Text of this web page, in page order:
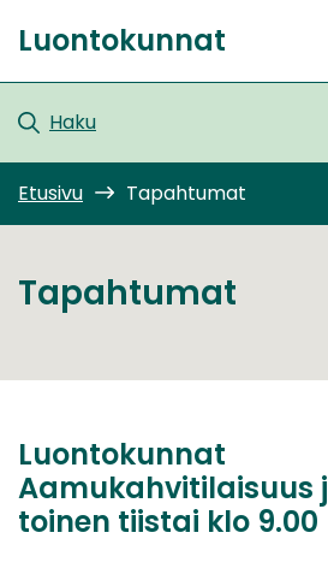
sisältöön
Etusivu
Luontokunnat
Haku
Etusivu Tapahtumat
Tapahtumat
Luontokunnat
Aamukahvitilaisuus
toinen tiistai klo 9.00